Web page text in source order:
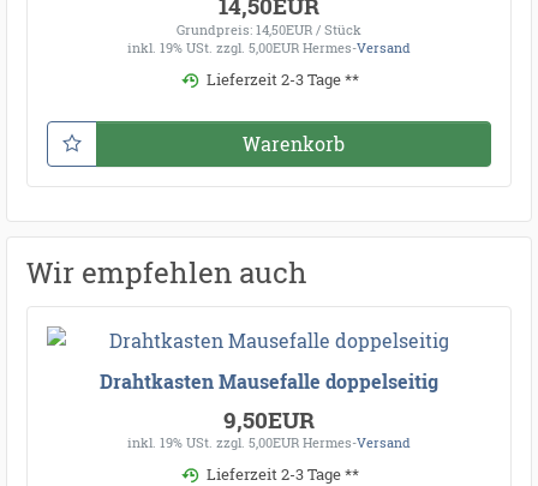
Grundpreis: 14,50EUR / Stück
inkl. 19% USt. zzgl. 5,00EUR Hermes-Versand
Lieferzeit 2-3 Tage **
Warenkorb
Wir empfehlen auch
Drahtkasten Mausefalle doppelseitig
9,50EUR
inkl. 19% USt. zzgl. 5,00EUR Hermes-Versand
Lieferzeit 2-3 Tage **